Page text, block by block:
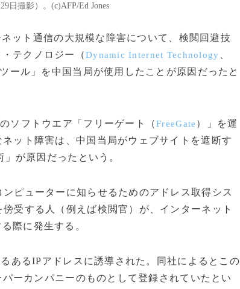
日撮影）。(c)AFP/Ed Jones
ット通信の大規模な障害について、検閲回避技
テクノロジー（Dynamic Internet Technology
ール」を中国当局が使用したことが原因だったと
ソフトウエア「フリーゲート（FreeGate ）」を運
ット障害は、中国当局がウェブサイトを遮断す
が原因だったという。
ピューターに知らせるためのアドレス取得シス
受する人（例えば検閲官）が、インターネット
際に発生する。
あるIPアドレスに誘導された。同社によるとこの
パーカンパニーのものとして登録されていたとい